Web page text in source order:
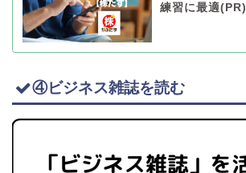
練習に最適(PR)
④ビジネス雑誌を読む